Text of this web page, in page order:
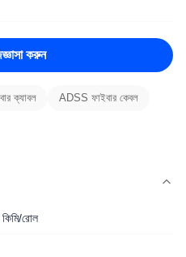
করুন
ক্যাবল ADSS ফাইবার কেবল
রোল